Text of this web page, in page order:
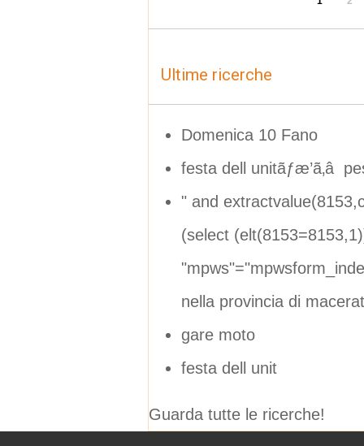
Ultime ricerche
Domenica 10 Fano
festa dell unitãƒæ’ã‚â
" and
(select
nella provincia di
gare moto
festa dell unit
Guarda tutte le ricerche!